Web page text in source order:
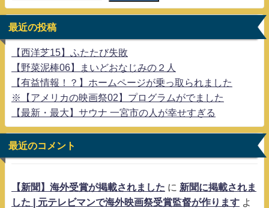
最近の投稿
【西洋芝15】ふたたび失敗
【野菜泥棒06】まいどおなじみの２人
【有益情報！？】ホームページが乗っ取られました
※【アメリカの映画祭02】プログラムがでました
【最新・最大】サウナ 一宮市の人が幸せすぎる
最近のコメント
【新聞】海外受賞が掲載されました に 新聞に掲載されま
した | 元テレビマンで海外映画祭受賞監督が作ります よ